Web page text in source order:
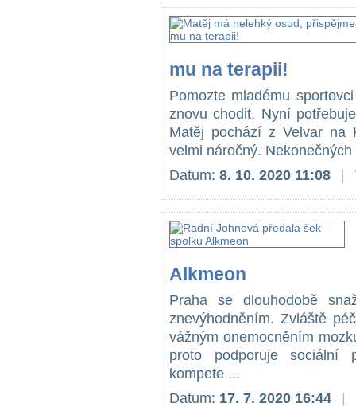
mu na terapii!
Pomozte mladému
znovu chodit. Nyní
Matěj pochází z Velvar na
velmi náročný.
Datum: 8. 10. 2020 11:08
Alkmeon
Praha se dlouhodobě
znevýhodněním. Zvláště
vážným onemocněním
proto podporuje sociální
kompete ...
Datum: 17. 7. 2020 16:44